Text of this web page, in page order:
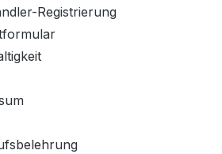
Registrierung